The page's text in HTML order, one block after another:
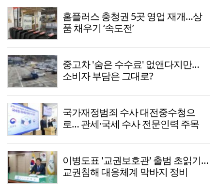
홈플러스 충청권 5곳 영업 재개…상
품 채우기 ‘속도전’
중고차 '숨은 수수료' 없앤다지만…
소비자 부담은 그대로?
국가재정범죄 수사 대전중수청으
로… 관세·국세 수사 전문인력 주목
이병도표 '교권보호관' 출범 초읽기…
교권침해 대응체계 막바지 정비